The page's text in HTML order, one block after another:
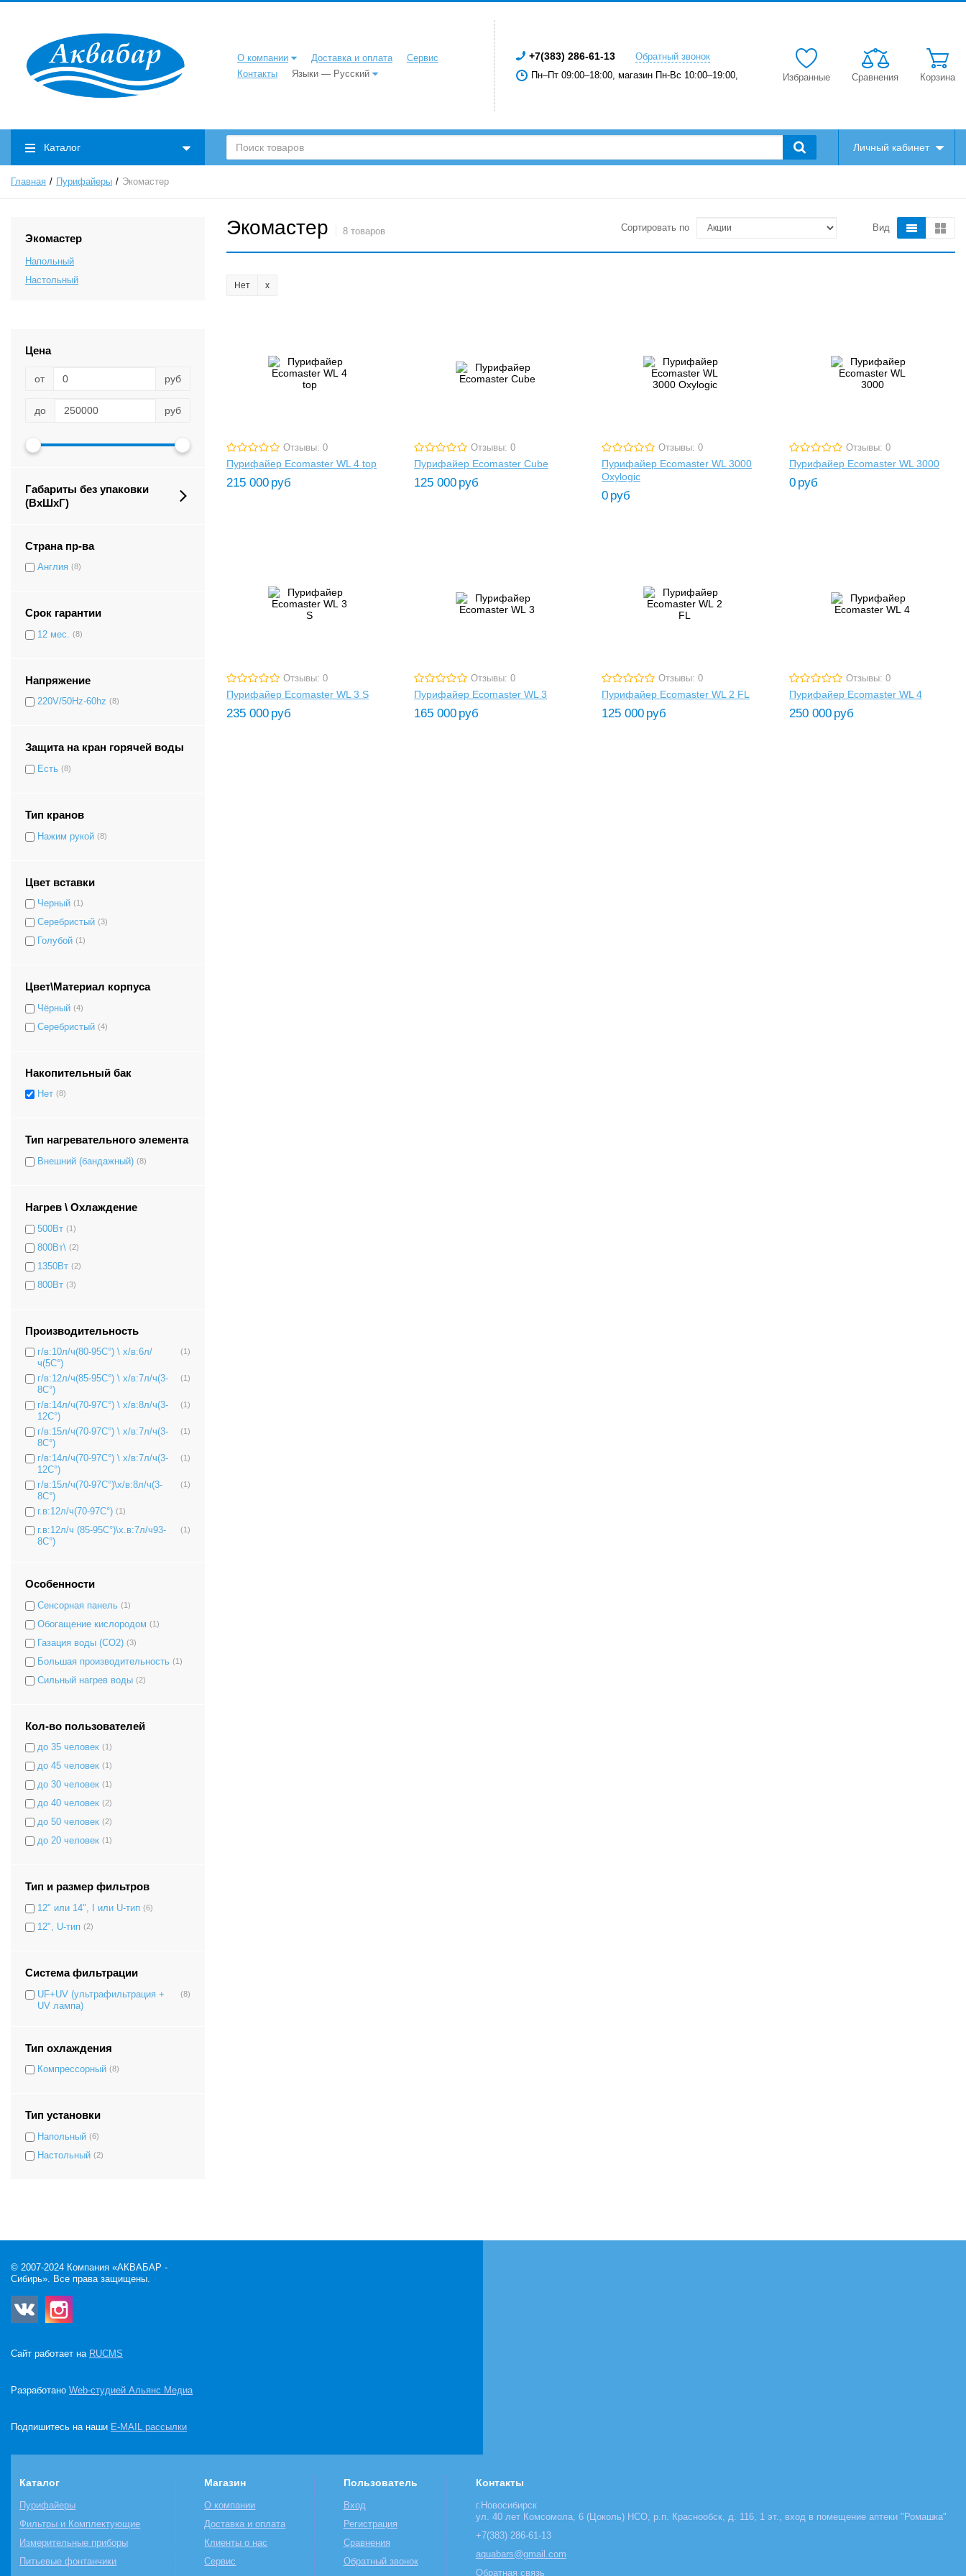
О компании Доставка и оплата
Сервис
Контакты
Языки — Русский
+7(383) 286-61-13
Обратный звонок
Пн–Пт 09:00–18:00, магазин Пн-Вс 10:00–19:00,
Избранные Сравнения Корзина
Каталог Личный кабинет
Главная Пурифайеры Экомастер
Экомастер
Напольный
Настольный
Цена
от руб
до руб
Габариты без упаковки
(ВxШxГ)
Страна пр-ва
Англия (8)
Срок гарантии
12 мес. (8)
Напряжение
220V/50Hz-60hz (8)
Защита на кран горячей воды
Есть (8)
Тип кранов
Нажим рукой (8)
Цвет вставки
Черный (1)
Серебристый (3)
Голубой (1)
Цвет\Материал корпуса
Чёрный (4)
Серебристый (4)
Накопительный бак
Нет (8)
Тип нагревательного элемента
Внешний (бандажный) (8)
Нагрев \ Охлаждение
500Вт (1)
800Вт\ (2)
1350Вт (2)
800Вт (3)
Производительность
г/в:10л/ч(80-95C°) \ х/в:6л/
ч(5C°)
(1)
г/в:12л/ч(85-95C°) \ х/в:7л/ч(3-
8C°)
(1)
г/в:14л/ч(70-97C°) \ х/в:8л/ч(3-
12C°)
(1)
г/в:15л/ч(70-97C°) \ х/в:7л/ч(3-
8C°)
(1)
г/в:14л/ч(70-97C°) \ х/в:7л/ч(3-
12C°)
(1)
г/в:15л/ч(70-97C°)\х/в:8л/ч(3-
8C°)
(1)
г.в:12л/ч(70-97C°) (1)
г.в:12л/ч (85-95C°)\х.в:7л/ч93-
8C°)
(1)
Особенности
Сенсорная панель (1)
Обогащение кислородом (1)
Газация воды (CO2) (3)
Большая производительность (1)
Сильный нагрев воды (2)
Кол-во пользователей
до 35 человек (1)
до 45 человек (1)
до 30 человек (1)
до 40 человек (2)
до 50 человек (2)
до 20 человек (1)
Тип и размер фильтров
12" или 14", I или U-тип (6)
12", U-тип (2)
Система фильтрации
UF+UV (ультрафильтрация +
UV лампа)
(8)
Тип охлаждения
Компрессорный (8)
Тип установки
Напольный (6)
Настольный (2)
Экомастер 8 товаров Сортировать по Вид
Нет
Отзывы: 0
Пурифайер Ecomaster WL 4 top
215 000 руб
Отзывы: 0
Пурифайер Ecomaster Cube
125 000 руб
Отзывы: 0
Пурифайер Ecomaster WL 3000
Oxylogic
0 руб
Отзывы: 0
Пурифайер Ecomaster WL 3000
0 руб
Отзывы: 0
Пурифайер Ecomaster WL 3 S
235 000 руб
Отзывы: 0
Пурифайер Ecomaster WL 3
165 000 руб
Отзывы: 0
Пурифайер Ecomaster WL 2 FL
125 000 руб
Отзывы: 0
Пурифайер Ecomaster WL 4
250 000 руб
© 2007-2024 Компания «АКВАБАР -
Сибирь». Все права защищены.
Сайт работает на RUCMS
Разработано Web-студией Альянс Медиа
Подпишитесь на наши E-MAIL рассылки
Каталог
Пурифайеры
Фильтры и Комплектующие
Измерительные приборы
Питьевые фонтанчики
Магазин
О компании
Доставка и оплата
Клиенты о нас
Сервис
Пользователь
Вход
Регистрация
Сравнения
Обратный звонок
Контакты
г.Новосибирск
ул. 40 лет Комсомола, 6 (Цоколь) НСО, р.п. Краснообск, д. 116, 1 эт., вход в помещение аптеки "Ромашка"
+7(383) 286-61-13
aquabars@gmail.com
Обратная связь